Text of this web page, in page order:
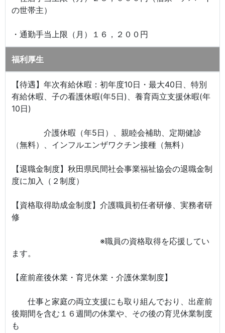
の世帯主）
・通勤手当上限（月）１６，２００円
福利厚生
【待遇】年次有給休暇：初年度10日・最大40日、特別
有給休暇、子の看護休暇(年5日)、養育両立支援休暇(年
10日)
介護休暇（年5日）、親睦会補助、定期健診
（無料）、インフルエンザワクチン接種（無料）
【退職金制度】秋田県民間社会事業福祉協会の退職金制
度に加入（２制度）
【資格取得助成金制度】介護職員初任者研修、実務者研
修
※職員の資格取得を応援してい
ます。
【産前産後休業・育児休業・介護休業制度】
仕事と家庭の両立支援にも取り組んでおり、出産前
後期間を含む１６週間の休業や、その後の育児休業制度
も